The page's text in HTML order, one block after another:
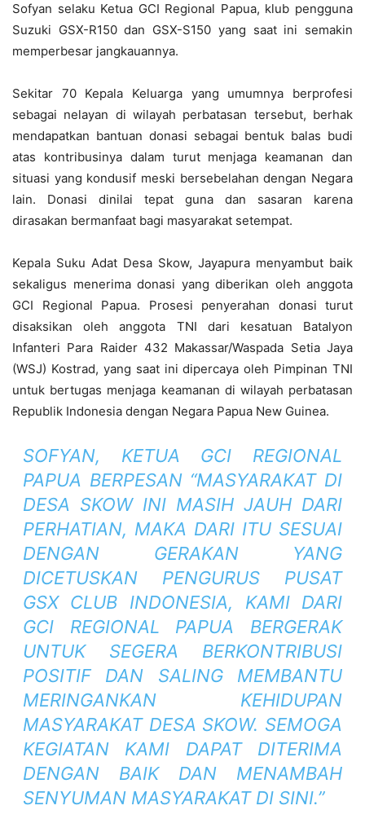
Sofyan selaku Ketua GCI Regional Papua, klub pengguna
Suzuki GSX-R150 dan GSX-S150 yang saat ini semakin
memperbesar jangkauannya.
Sekitar 70 Kepala Keluarga yang umumnya berprofesi
sebagai nelayan di wilayah perbatasan tersebut, berhak
mendapatkan bantuan donasi sebagai bentuk balas budi
atas kontribusinya dalam turut menjaga keamanan dan
situasi yang kondusif meski bersebelahan dengan Negara
lain. Donasi dinilai tepat guna dan sasaran karena
dirasakan bermanfaat bagi masyarakat setempat.
Kepala Suku Adat Desa Skow, Jayapura menyambut baik
sekaligus menerima donasi yang diberikan oleh anggota
GCI Regional Papua. Prosesi penyerahan donasi turut
disaksikan oleh anggota TNI dari kesatuan Batalyon
Infanteri Para Raider 432 Makassar/Waspada Setia Jaya
(WSJ) Kostrad, yang saat ini dipercaya oleh Pimpinan TNI
untuk bertugas menjaga keamanan di wilayah perbatasan
Republik Indonesia dengan Negara Papua New Guinea.
SOFYAN, KETUA GCI REGIONAL
PAPUA BERPESAN “MASYARAKAT DI
DESA SKOW INI MASIH JAUH DARI
PERHATIAN, MAKA DARI ITU SESUAI
DENGAN GERAKAN YANG
DICETUSKAN PENGURUS PUSAT
GSX CLUB INDONESIA, KAMI DARI
GCI REGIONAL PAPUA BERGERAK
UNTUK SEGERA BERKONTRIBUSI
POSITIF DAN SALING MEMBANTU
MERINGANKAN KEHIDUPAN
MASYARAKAT DESA SKOW. SEMOGA
KEGIATAN KAMI DAPAT DITERIMA
DENGAN BAIK DAN MENAMBAH
SENYUMAN MASYARAKAT DI SINI.”